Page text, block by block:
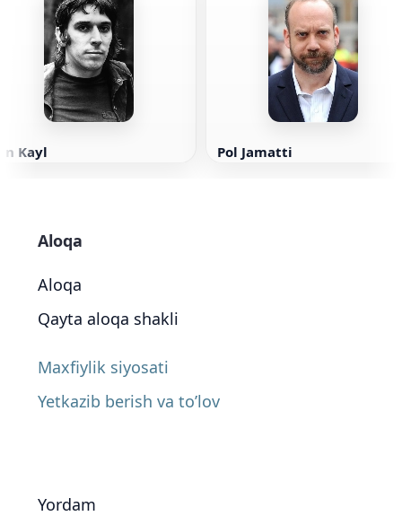
Kayl Pol Jamatti
Aloqa
Aloqa
Qayta aloqa shakli
Maxfiylik siyosati
Yetkazib berish va to’lov
Yordam